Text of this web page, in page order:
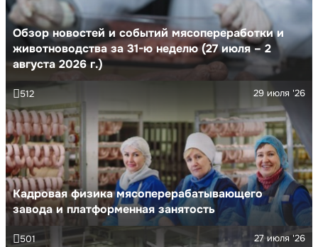
Обзор новостей и событий мясопереработки и
животноводства за 31-ю неделю (27 июля – 2
августа 2026 г.)
Кадровая физика мясоперерабатывающего
завода и платформенная занятость
29 июля '26
512
27 июля '26
501